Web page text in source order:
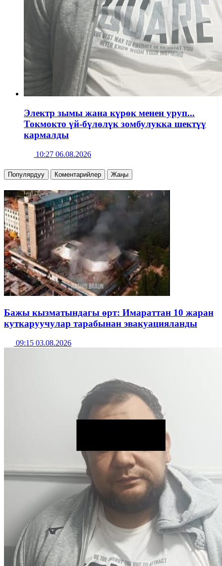
Электр зымы жана күрөк менен уруп...
Токмокто үй-бүлөлүк зомбулукка шектүү
кармалды
10:27 06.08.2026
Популярдуу Коментарийлер Жаңы
Бажы кызматындагы өрт: Имараттан 10 жаран
куткаруучулар тарабынан эвакуацияланды
09:15 03.08.2026